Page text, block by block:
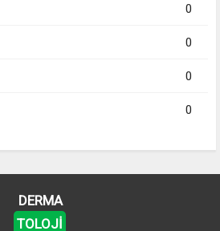
0
0
0
0
DERMA
TOLOJİ